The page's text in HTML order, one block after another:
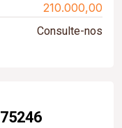
210.000,00
Consulte-nos
75246